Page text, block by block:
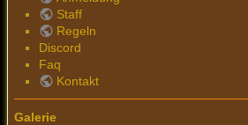
Staff
Regeln
Discord
Faq
Kontakt
Galerie